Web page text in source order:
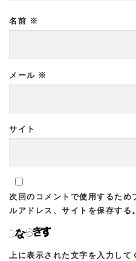
名前 ※
メール ※
サイト
次回のコメントで使用するた
ルアドレス、サイトを保存する。
上に表示された文字を入力して